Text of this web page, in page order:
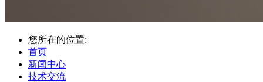
您所在的位置:
首页
新闻中心
技术交流